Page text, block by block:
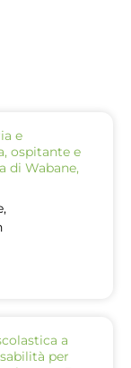
e
ospitante e
di Wabane,
a
per